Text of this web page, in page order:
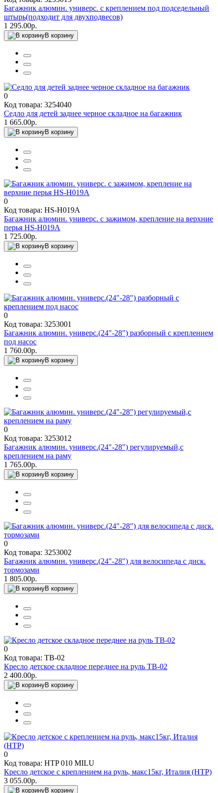
Багажник алюмин. универс. с креплением под подседельный
штырь(подходит для двухподвесов)
1 295.00р.
В корзину
0
Код товара: 3254040
Седло для детей заднее черное складное на багажник
1 665.00р.
В корзину
0
Код товара: HS-H019A
Багажник алюмин. универс. с зажимом, крепление на верхние
перья HS-H019A
1 725.00р.
В корзину
0
Код товара: 3253001
Багажник алюмин. универс.(24"-28") разборный с креплением
под насос
1 760.00р.
В корзину
0
Код товара: 3253012
Багажник алюмин. универс.(24"-28") регулируемый,с
креплением на раму
1 765.00р.
В корзину
0
Код товара: 3253002
Багажник алюмин. универс.(24"-28") для велосипеда с диск.
тормозами
1 805.00р.
В корзину
0
Код товара: TB-02
Кресло детское складное переднее на руль TB-02
2 400.00р.
В корзину
0
Код товара: HTP 010 MILU
Кресло детское с креплением на руль, макс15кг, Италия (HTP)
3 055.00р.
В корзину